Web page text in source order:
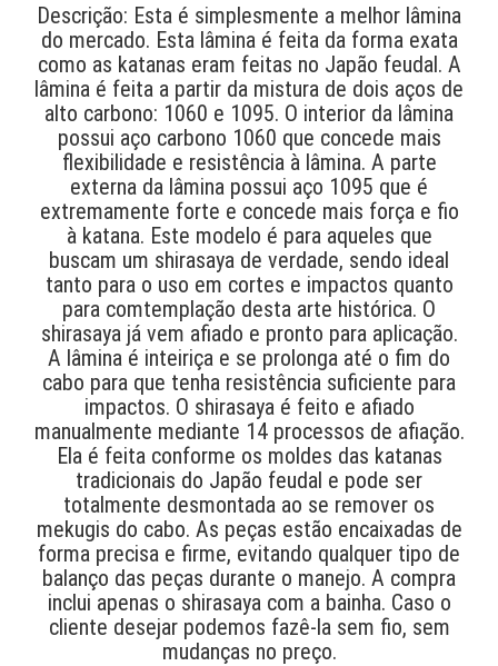
Descrição: Esta é simplesmente a melhor lâmina
do mercado. Esta lâmina é feita da forma exata
como as katanas eram feitas no Japão feudal. A
lâmina é feita a partir da mistura de dois aços de
alto carbono: 1060 e 1095. O interior da lâmina
possui aço carbono 1060 que concede mais
flexibilidade e resistência à lâmina. A parte
externa da lâmina possui aço 1095 que é
extremamente forte e concede mais força e fio
à katana. Este modelo é para aqueles que
buscam um shirasaya de verdade, sendo ideal
tanto para o uso em cortes e impactos quanto
para comtemplação desta arte histórica. O
shirasaya já vem afiado e pronto para aplicação.
A lâmina é inteiriça e se prolonga até o fim do
cabo para que tenha resistência suficiente para
impactos. O shirasaya é feito e afiado
manualmente mediante 14 processos de afiação.
Ela é feita conforme os moldes das katanas
tradicionais do Japão feudal e pode ser
totalmente desmontada ao se remover os
mekugis do cabo. As peças estão encaixadas de
forma precisa e firme, evitando qualquer tipo de
balanço das peças durante o manejo. A compra
inclui apenas o shirasaya com a bainha. Caso o
cliente desejar podemos fazê-la sem fio, sem
mudanças no preço.